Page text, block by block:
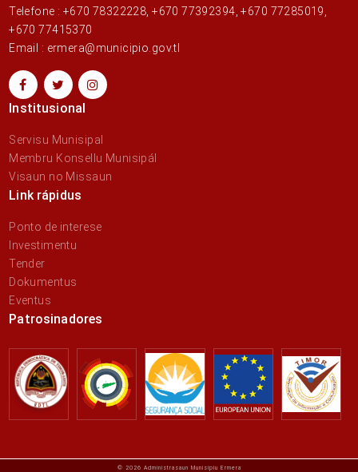
Telefone : +670 78322228, +670 77392394, +670 77285019,
+670 77415370
Email : ermera@municipio.gov.tl
Institusional
Servisu Munisipal
Membru Konsellu Munisipál
Visaun no Missaun
Link rápidus
Ponto de interese
Investimentu
Tender
Dokumentus
Eventus
Patrosinadores
© 2026 Administrasaun Munisípiu Ermera